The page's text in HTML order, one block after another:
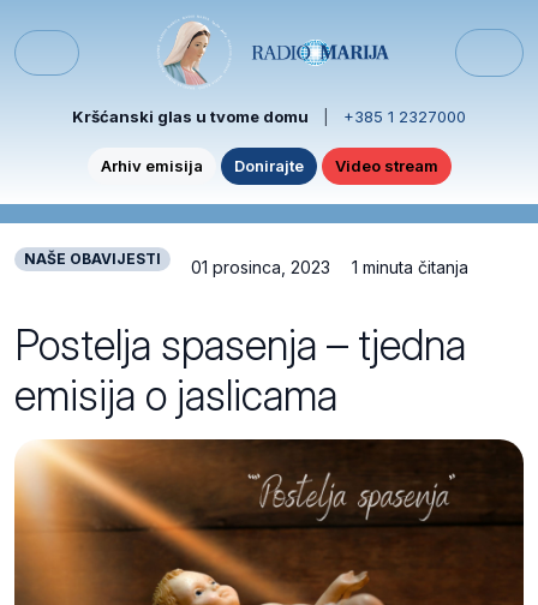
Menu
Kršćanski glas u tvome domu +385 1 2327000
Arhiv emisija Donirajte Video stream
NAŠE OBAVIJESTI 01 prosinca, 2023 1 minuta čitanja
Postelja spasenja – tjedna
emisija o jaslicama